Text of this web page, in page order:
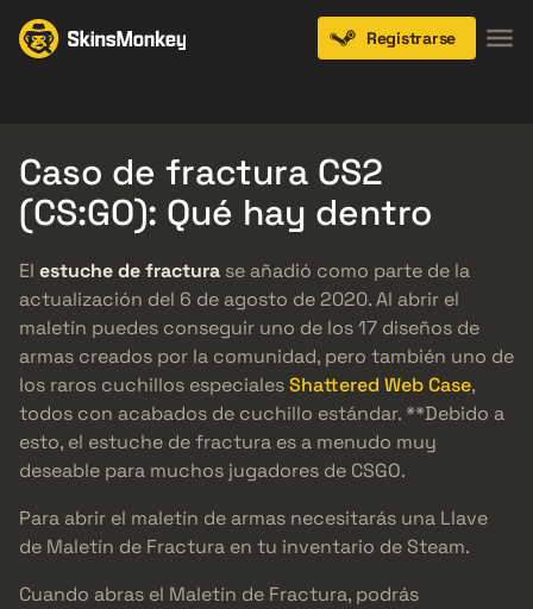
Registrarse
Caso de fractura CS2
(CS:GO): Qué hay dentro
El estuche de fractura se añadió como parte de la
actualización del 6 de agosto de 2020. Al abrir el
maletín puedes conseguir uno de los 17 diseños de
armas creados por la comunidad, pero también uno de
los raros cuchillos especialesShattered Web Case,
todos con acabados de cuchillo estándar. **Debido a
esto, el estuche de fractura es a menudo muy
deseable para muchos jugadores de CSGO.
Para abrir el maletín de armas necesitarás una Llave
de Maletín de Fractura en tu inventario de Steam.
Cuando abras el Maletín de Fractura, podrás